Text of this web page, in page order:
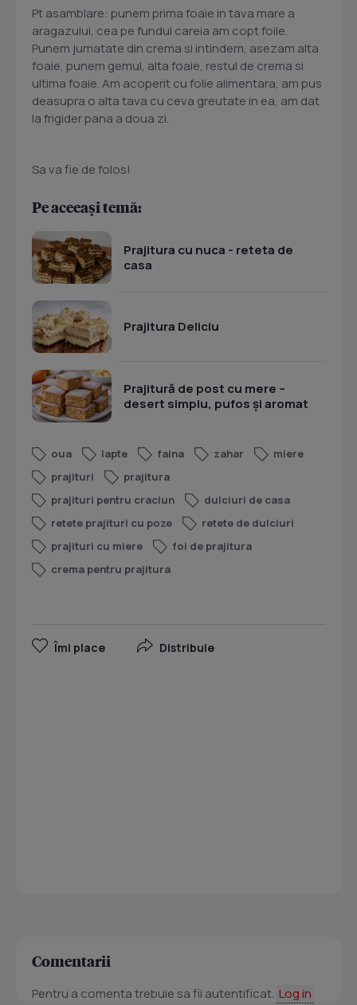
Pt asamblare: punem prima foaie in tava mare a
aragazului, cea pe fundul careia am copt foile.
Punem jumatate din crema si intindem, asezam alta
foaie, punem gemul, alta foaie, restul de crema si
ultima foaie. Am acoperit cu folie alimentara, am pus
deasupra o alta tava cu ceva greutate in ea, am dat
la frigider pana a doua zi.
Sa va fie de folos!
Pe aceeași temă:
Prajitura cu nuca - reteta de
casa
Prajitura Deliciu
Prajitură de post cu mere –
desert simplu, pufos și aromat
oua lapte faina zahar
miere
prajituri
prajitura
prajituri pentru craciun
dulciuri de casa
retete prajituri cu poze
retete de dulciuri
prajituri cu miere
foi de prajitura
crema pentru prajitura
Îmi place Distribuie
Comentarii
Pentru a comenta trebuie sa fii autentificat. Log in